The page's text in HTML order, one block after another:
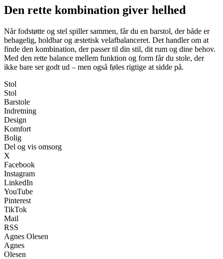
Den rette kombination giver helhed
Når fodstøtte og stel spiller sammen, får du en barstol, der både er
behagelig, holdbar og æstetisk velafbalanceret. Det handler om at
finde den kombination, der passer til din stil, dit rum og dine behov.
Med den rette balance mellem funktion og form får du stole, der
ikke bare ser godt ud – men også føles rigtige at sidde på.
Stol
Stol
Barstole
Indretning
Design
Komfort
Bolig
Del og vis omsorg
X
Facebook
Instagram
LinkedIn
YouTube
Pinterest
TikTok
Mail
RSS
Agnes Olesen
Agnes
Olesen